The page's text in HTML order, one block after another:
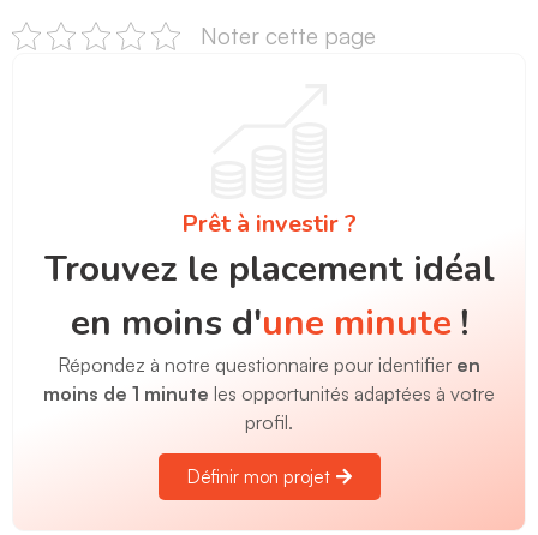
Noter cette page
Prêt à investir ?
Trouvez le placement idéal
en moins d'une minute!
Répondez à notre questionnaire pour identifier en
moins de 1 minute les opportunités adaptées à votre
profil.
Définir mon projet